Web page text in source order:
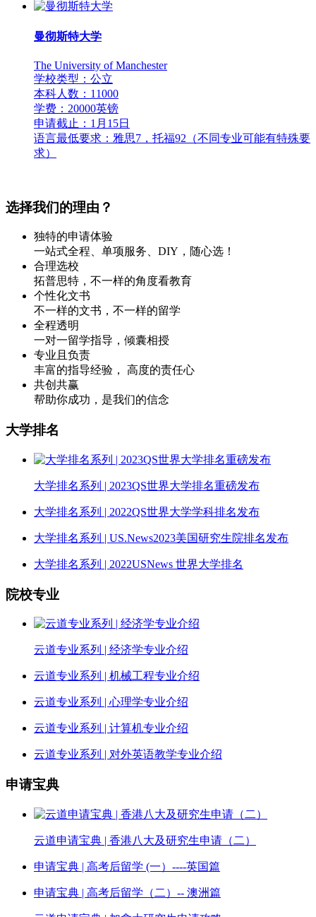
曼彻斯特大学
The University of Manchester
学校类型：公立
本科人数：11000
学费：20000英镑
申请截止：1月15日
语言最低要求：雅思7，托福92（不同专业可能有特殊要
求）
选择我们的理由？
独特的申请体验
一站式全程、单项服务、DIY，随心选！
合理选校
拓普思特，不一样的角度看教育
个性化文书
不一样的文书，不一样的留学
全程透明
一对一留学指导，倾囊相授
专业且负责
丰富的指导经验， 高度的责任心
共创共赢
帮助你成功，是我们的信念
大学排名
大学排名系列 | 2023QS世界大学排名重磅发布
大学排名系列 | 2022QS世界大学学科排名发布
大学排名系列 | US.News2023美国研究生院排名发布
大学排名系列 | 2022USNews 世界大学排名
院校专业
云道专业系列 | 经济学专业介绍
云道专业系列 | 机械工程专业介绍
云道专业系列 | 心理学专业介绍
云道专业系列 | 计算机专业介绍
云道专业系列 | 对外英语教学专业介绍
申请宝典
云道申请宝典 | 香港八大及研究生申请（二）
申请宝典 | 高考后留学 (一）----英国篇
申请宝典 | 高考后留学（二）-- 澳洲篇